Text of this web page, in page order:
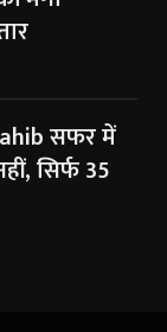
सफर में
सिर्फ 35